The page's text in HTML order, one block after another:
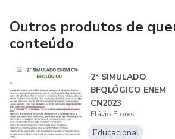
Outros produtos de
conteúdo
2° SIMULADO
BFQLÓGICO ENEM
CN2023
Flávio Flores
Educacional